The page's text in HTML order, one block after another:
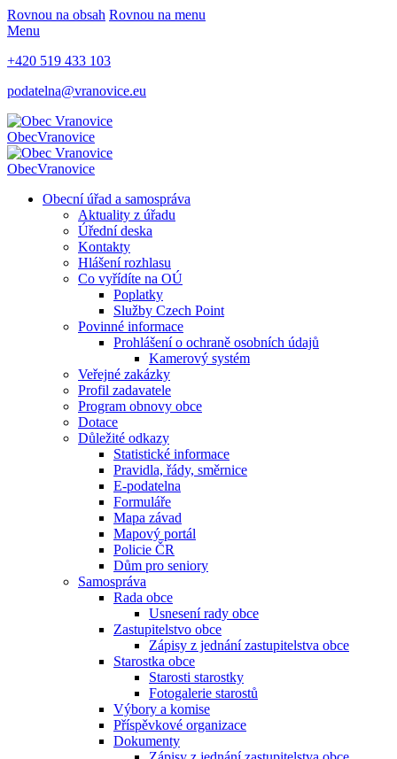
Rovnou na obsah Rovnou na menu
Menu
+420 519 433 103
podatelna@vranovice.eu
ObecVranovice
ObecVranovice
Obecní úřad a samospráva
Aktuality z úřadu
Úřední deska
Kontakty
Hlášení rozhlasu
Co vyřídíte na OÚ
Poplatky
Služby Czech Point
Povinné informace
Prohlášení o ochraně osobních údajů
Kamerový systém
Veřejné zakázky
Profil zadavatele
Program obnovy obce
Dotace
Důležité odkazy
Statistické informace
Pravidla, řády, směrnice
E-podatelna
Formuláře
Mapa závad
Mapový portál
Policie ČR
Dům pro seniory
Samospráva
Rada obce
Usnesení rady obce
Zastupitelstvo obce
Zápisy z jednání zastupitelstva obce
Starostka obce
Starosti starostky
Fotogalerie starostů
Výbory a komise
Příspěvkové organizace
Dokumenty